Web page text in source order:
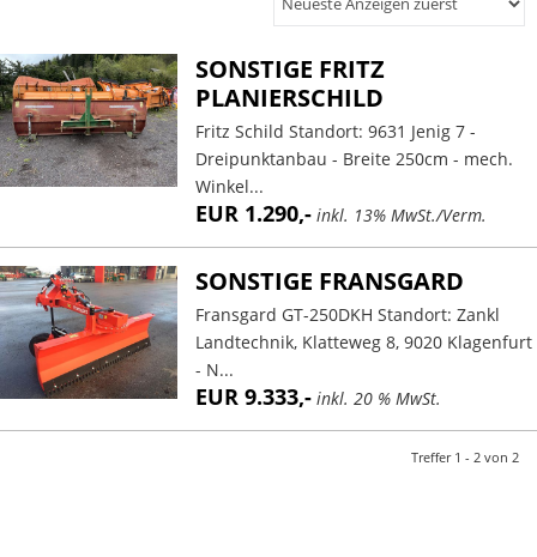
SONSTIGE FRITZ
PLANIERSCHILD
Fritz Schild Standort: 9631 Jenig 7 -
Dreipunktanbau - Breite 250cm - mech.
Winkel...
EUR 1.290,- inkl. 13% MwSt./Verm.
SONSTIGE FRANSGARD
Fransgard GT-250DKH Standort: Zankl
Landtechnik, Klatteweg 8, 9020 Klagenfurt
- N...
EUR 9.333,- inkl. 20 % MwSt.
Treffer 1 - 2 von 2